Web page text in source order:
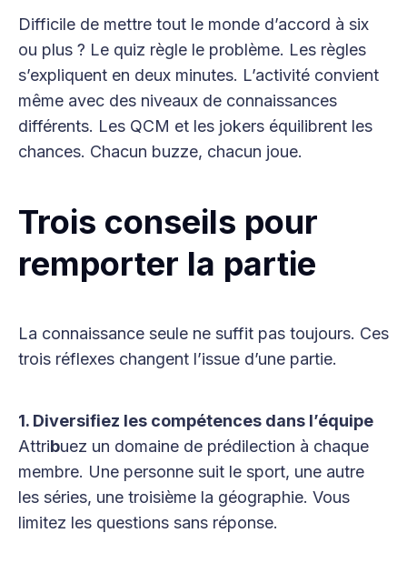
Difficile de mettre tout le monde d’accord à six
ou plus ? Le quiz règle le problème. Les règles
s’expliquent en deux minutes. L’activité convient
même avec des niveaux de connaissances
différents. Les QCM et les jokers équilibrent les
chances. Chacun buzze, chacun joue.
Trois conseils pour
remporter la partie
La connaissance seule ne suffit pas toujours. Ces
trois réflexes changent l’issue d’une partie.
1. Diversifiez les compétences dans l’équipe
Attribuez un domaine de prédilection à chaque
membre. Une personne suit le sport, une autre
les séries, une troisième la géographie. Vous
limitez les questions sans réponse.